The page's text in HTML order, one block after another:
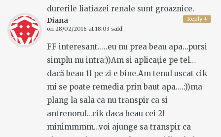
durerile liatiazei renale sunt groaznice.
Reply↓
Diana
on 28/02/2016 at 18:03 said:
FF interesant…..eu nu prea beau apa…pursi
simplu nu intra:))Am si aplicație pe tel…
dacă beau 1l pe zi e bine.Am tenul uscat cik
mi se poate remedia prin baut apa….:))ma
plang la sala ca nu transpir ca si
antrenorul…cik daca beau cei 2l
minimmmm…voi ajunge sa transpir ca